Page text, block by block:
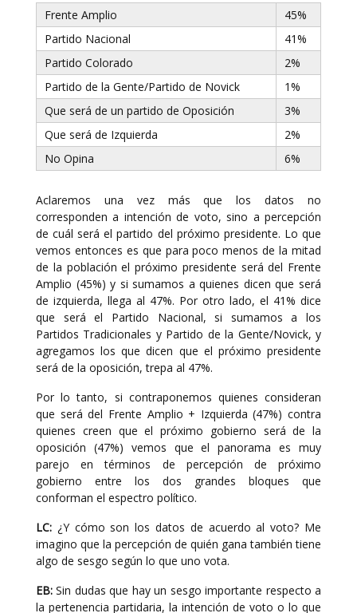
Frente Amplio
45%
Partido Nacional
41%
Partido Colorado
2%
Partido de la Gente/Partido de Novick
1%
Que será de un partido de Oposición
3%
Que será de Izquierda
2%
No Opina
6%
Aclaremos una vez más que los datos no
corresponden a intención de voto, sino a percepción
de cuál será el partido del próximo presidente. Lo que
vemos entonces es que para poco menos de la mitad
de la población el próximo presidente será del Frente
Amplio (45%) y si sumamos a quienes dicen que será
de izquierda, llega al 47%. Por otro lado, el 41% dice
que será el Partido Nacional, si sumamos a los
Partidos Tradicionales y Partido de la Gente/Novick, y
agregamos los que dicen que el próximo presidente
será de la oposición, trepa al 47%.
Por lo tanto, si contraponemos quienes consideran
que será del Frente Amplio + Izquierda (47%) contra
quienes creen que el próximo gobierno será de la
oposición (47%) vemos que el panorama es muy
parejo en términos de percepción de próximo
gobierno entre los dos grandes bloques que
conforman el espectro político.
LC: ¿Y cómo son los datos de acuerdo al voto? Me
imagino que la percepción de quién gana también tiene
algo de sesgo según lo que uno vota.
EB: Sin dudas que hay un sesgo importante respecto a
la pertenencia partidaria, la intención de voto o lo que